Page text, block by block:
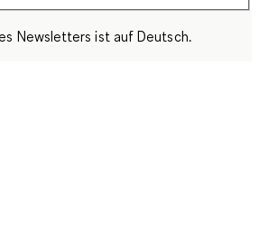
Newsletters ist auf Deutsch.